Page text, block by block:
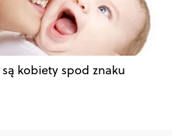
kobiety spod znaku